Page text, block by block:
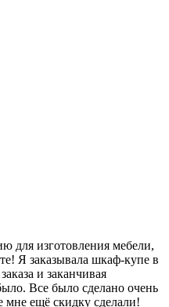
для изготовления мебели,
Я заказывала шкаф-купе в
и заканчивая
Все было сделано очень
мне ещё скидку сделали!